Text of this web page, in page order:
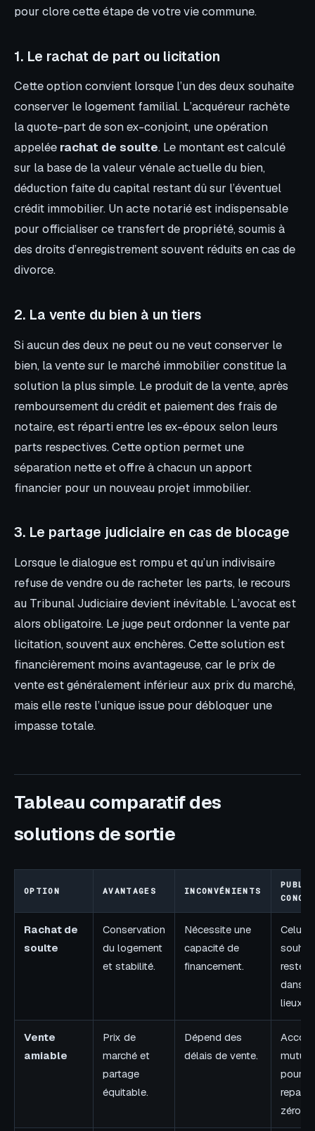
pour clore cette étape de votre vie commune.
1. Le rachat de part ou licitation
Cette option convient lorsque l’un des deux souhaite
conserver le logement familial. L’acquéreur rachète
la quote-part de son ex-conjoint, une opération
appelée rachat de soulte. Le montant est calculé
sur la base de la valeur vénale actuelle du bien,
déduction faite du capital restant dû sur l’éventuel
crédit immobilier. Un acte notarié est indispensable
pour officialiser ce transfert de propriété, soumis à
des droits d’enregistrement souvent réduits en cas de
divorce.
2. La vente du bien à un tiers
Si aucun des deux ne peut ou ne veut conserver le
bien, la vente sur le marché immobilier constitue la
solution la plus simple. Le produit de la vente, après
remboursement du crédit et paiement des frais de
notaire, est réparti entre les ex-époux selon leurs
parts respectives. Cette option permet une
séparation nette et offre à chacun un apport
financier pour un nouveau projet immobilier.
3. Le partage judiciaire en cas de blocage
Lorsque le dialogue est rompu et qu’un indivisaire
refuse de vendre ou de racheter les parts, le recours
au Tribunal Judiciaire devient inévitable. L’avocat est
alors obligatoire. Le juge peut ordonner la vente par
licitation, souvent aux enchères. Cette solution est
financièrement moins avantageuse, car le prix de
vente est généralement inférieur aux prix du marché,
mais elle reste l’unique issue pour débloquer une
impasse totale.
Tableau comparatif des
solutions de sortie
OPTION AVANTAGES INCONVÉNIENTS
Rachat de
soulte
Conservation
du logement
et stabilité.
Nécessite une
capacité de
financement.
Celui
rester
dans
lieux.
Vente
amiable
Prix de
marché et
partage
équitable.
Dépend des
délais de vente.
Accord
mutuel
pour
zéro.